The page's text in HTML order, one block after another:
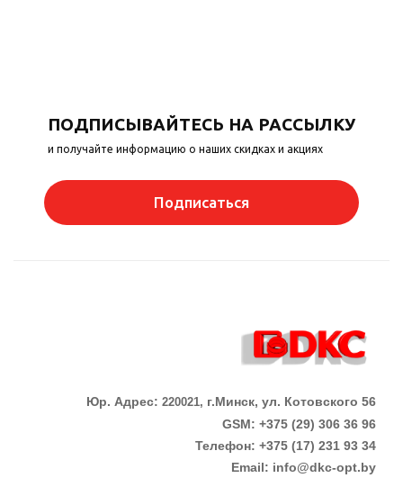
ПОДПИСЫВАЙТЕСЬ НА РАССЫЛКУ
и получайте информацию о наших скидках и акциях
Подписаться
Юр. Адрес: 220021, г.Минск, ул. Котовского 56
GSM: +375 (29) 306 36 96
Телефон: +375 (17) 231 93 34
Email: info@dkc-opt.by